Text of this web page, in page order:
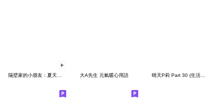
隔壁家的小朋友：夏天的日常（幼幼版） 大A先生 元氣暖心用語 晴天P莉 Part 30 (生活情境篇-3D無字版)